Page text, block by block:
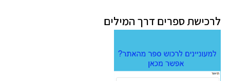
לרכישת ספרים דרך המילים